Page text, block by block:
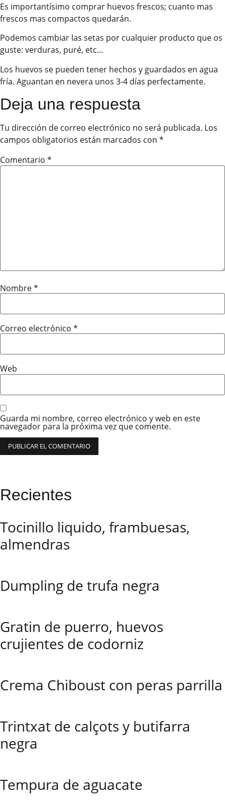
Es importantísimo comprar huevos frescos; cuanto mas
frescos mas compactos quedarán.
Podemos cambiar las setas por cualquier producto que os
guste: verduras, puré, etc…
Los huevos se pueden tener hechos y guardados en agua
fría. Aguantan en nevera unos 3-4 días perfectamente.
Deja una respuesta
Tu dirección de correo electrónico no será publicada. Los
campos obligatorios están marcados con *
Comentario *
Nombre*
Correo electrónico *
Web
Guarda mi nombre, correo electrónico y web en este
navegador para la próxima vez que comente.
Recientes
Tocinillo liquido, frambuesas,
almendras
Dumpling de trufa negra
Gratin de puerro, huevos
crujientes de codorniz
Crema Chiboust con peras parrilla
Trintxat de calçots y butifarra
negra
Tempura de aguacate